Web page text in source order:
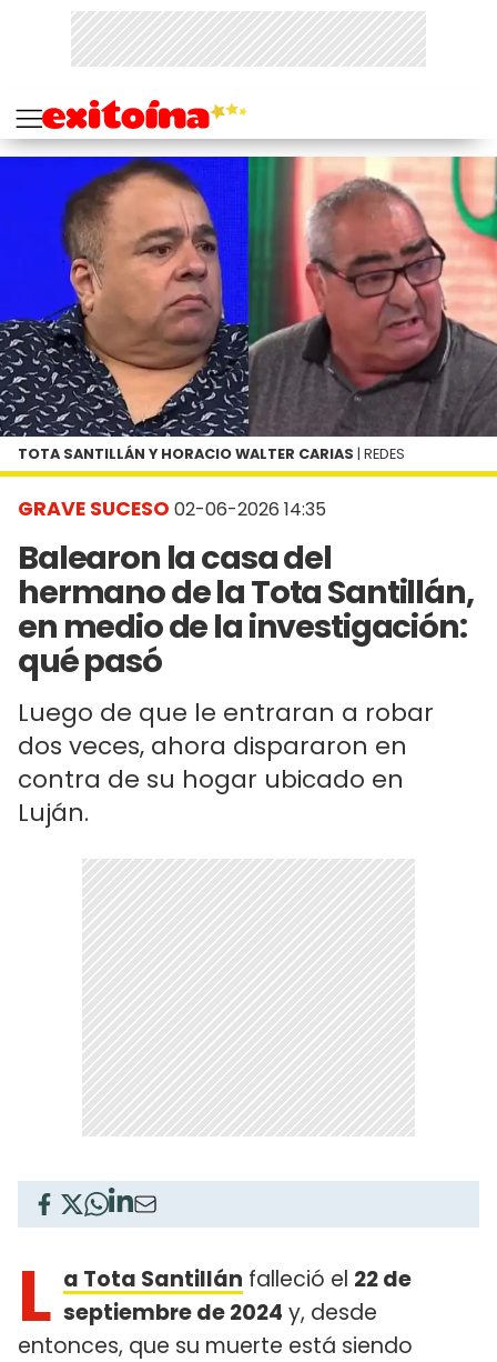
GRAVE SUCESO 02-06-2026 14:35
Balearon la casa del
hermano de la Tota Santillán,
en medio de la investigación:
qué pasó
Luego de que le entraran a robar
dos veces, ahora dispararon en
contra de su hogar ubicado en
Luján.
TOTA SANTILLÁN Y HORACIO WALTER CARIAS | REDES
L a Tota Santillán falleció el 22 de
septiembre de 2024 y, desde
entonces, que su muerte está siendo